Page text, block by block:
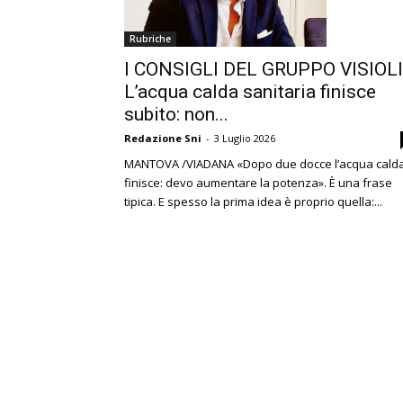
Rubriche
I CONSIGLI DEL GRUPPO VISIOLI
L’acqua calda sanitaria finisce
subito: non...
Redazione Sni - 3 Luglio 2026
MANTOVA /VIADANA «Dopo due docce l’acqua
finisce: devo aumentare la potenza». È una frase
tipica. E spesso la prima idea è proprio quella:...